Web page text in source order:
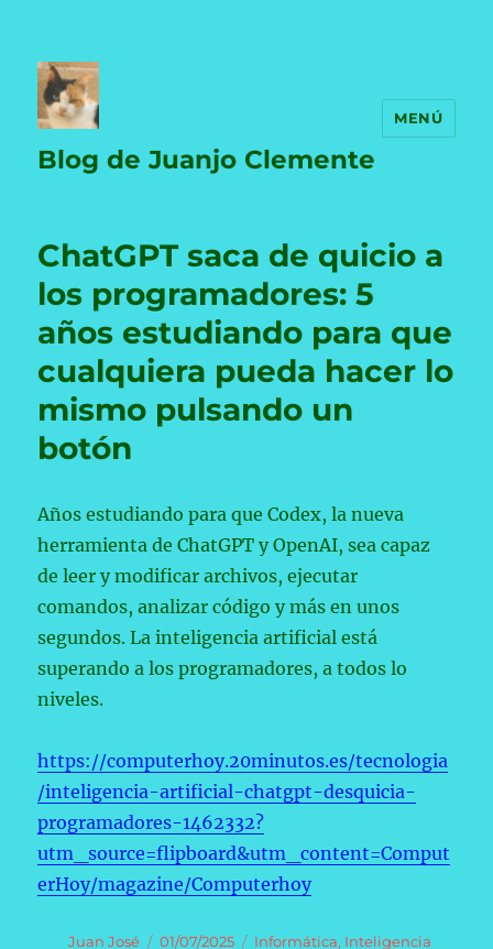
Blog de Juanjo Clemente
MENÚ
ChatGPT saca de quicio a
los programadores: 5
años estudiando para que
cualquiera pueda hacer lo
mismo pulsando un
botón
Años estudiando para que Codex, la nueva
herramienta de ChatGPT y OpenAI, sea capaz
de leer y modificar archivos, ejecutar
comandos, analizar código y más en unos
segundos. La inteligencia artificial está
superando a los programadores, a todos lo
niveles.
https://computerhoy.20minutos.es/tecnologia
/inteligencia-artificial-chatgpt-desquicia-
programadores-1462332?
utm_source=flipboard&utm_content=Comput
erHoy/magazine/Computerhoy
Autor
Juan José
Publicado
01/07/2025 Categorías
Informática, Inteligencia